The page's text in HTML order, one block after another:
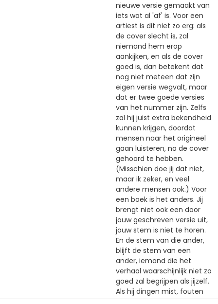
nieuwe versie gemaakt van
iets wat al 'af' is. Voor een
artiest is dit niet zo erg: als
de cover slecht is, zal
niemand hem erop
aankijken, en als de cover
goed is, dan betekent dat
nog niet meteen dat zijn
eigen versie wegvalt, maar
dat er twee goede versies
van het nummer zijn. Zelfs
zal hij juist extra bekendheid
kunnen krijgen, doordat
mensen naar het origineel
gaan luisteren, na de cover
gehoord te hebben.
(Misschien doe jij dat niet,
maar ik zeker, en veel
andere mensen ook.) Voor
een boek is het anders. Jij
brengt niet ook een door
jouw geschreven versie uit,
jouw stem is niet te horen.
En de stem van die ander,
blijft de stem van een
ander, iemand die het
verhaal waarschijnlijk niet zo
goed zal begrijpen als jijzelf.
Als hij dingen mist, fouten
maakt, niet helder genoeg